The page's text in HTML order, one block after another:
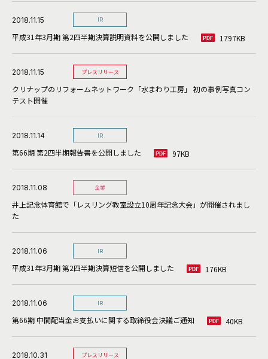
2018.11.15 IR
平成31年3月期 第2四半期決算説明資料を公開しました 1797KB
2018.11.15 プレスリリース
クリナップのリフォームネットワーク「水まわり工房」 初の事例写真コン
テスト開催
2018.11.14 IR
第66期 第2四半期報告書を公開しました 97KB
2018.11.08 企業
井上記念体育館で「レスリング教室設立10周年記念大会」が開催されまし
た
2018.11.06 IR
平成31年3月期 第2四半期決算短信を公開しました 176KB
2018.11.06 IR
第66期 中間配当金お支払いに関する取締役会決議ご通知 40KB
2018.10.31 プレスリリース